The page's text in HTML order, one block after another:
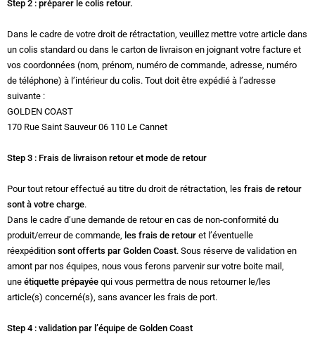
Step 2 : préparer le colis retour.
Dans le cadre de votre droit de rétractation, veuillez mettre votre article dans
un colis standard ou dans le carton de livraison en joignant votre facture et
vos coordonnées (nom, prénom, numéro de commande, adresse, numéro
de téléphone) à l’intérieur du colis. Tout doit être expédié à l’adresse
suivante :
GOLDEN COAST
170 Rue Saint Sauveur 06 110 Le Cannet
Step 3 : Frais de livraison retour et mode de retour
Pour tout retour effectué au titre du droit de rétractation, les frais de retour
sont à votre charge.
Dans le cadre d’une demande de retour en cas de non-conformité du
produit/erreur de commande, les frais de retour et l’éventuelle
réexpédition sont offerts par Golden Coast. Sous réserve de validation en
amont par nos équipes, nous vous ferons parvenir sur votre boite mail,
une étiquette prépayée qui vous permettra de nous retourner le/les
article(s) concerné(s), sans avancer les frais de port.
Step 4 : validation par l’équipe de Golden Coast